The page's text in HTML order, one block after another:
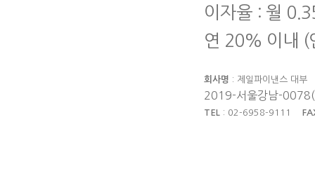
이자율 : 월
연 20% 이내 (
회사명 : 제일파이낸스 대
2019-서울강남-
TEL : 02-6958-9111